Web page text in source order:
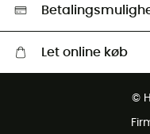
HardGreen Udvalg
Let online køb
©